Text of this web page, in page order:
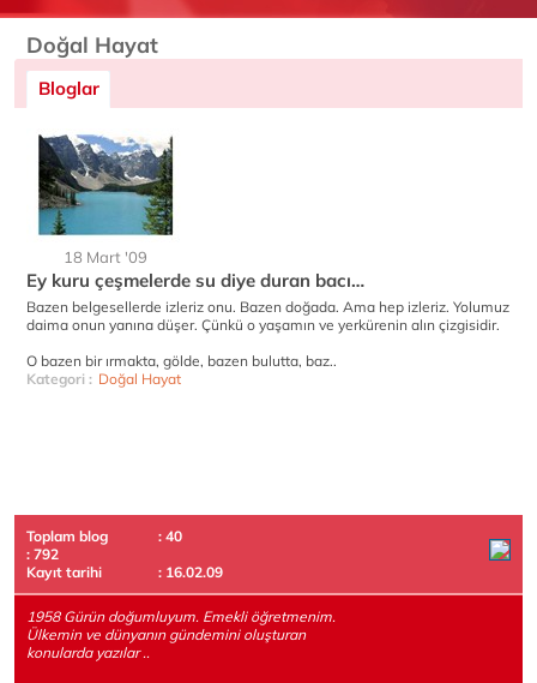
Doğal Hayat
Bloglar
18 Mart '09
Ey kuru çeşmelerde su diye duran bacı…
Bazen belgesellerde izleriz onu. Bazen doğada. Ama hep izleriz. Yolumuz
daima onun yanına düşer. Çünkü o yaşamın ve yerkürenin alın çizgisidir.
O bazen bir ırmakta, gölde, bazen bulutta, baz..
Kategori : Doğal Hayat
Toplam blog
: 40
: 792
Kayıt tarihi
: 16.02.09
1958 Gürün doğumluyum. Emekli öğretmenim.
Ülkemin ve dünyanın gündemini oluşturan
konularda yazılar ..